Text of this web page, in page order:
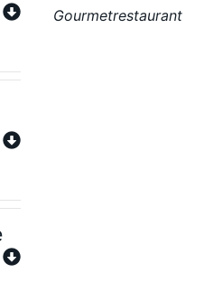
Gourmetrestaurant